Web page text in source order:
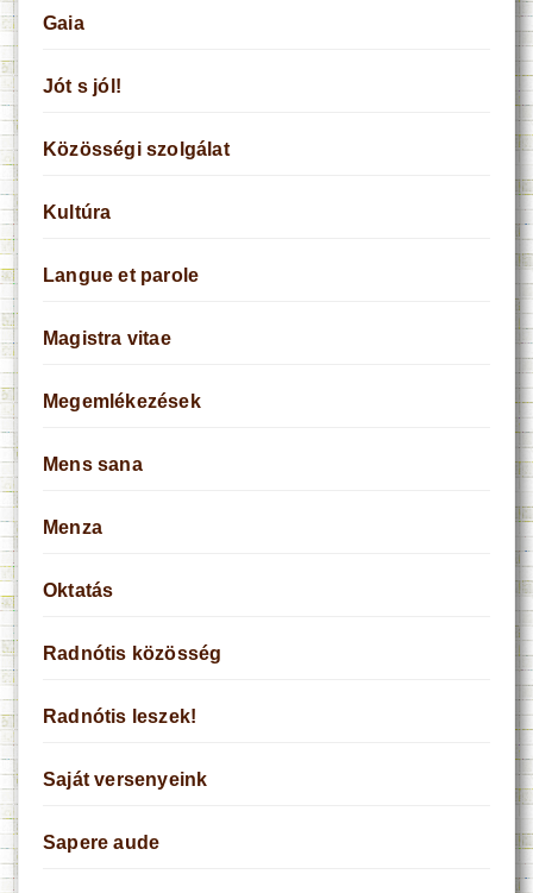
Gaia
Jót s jól!
Közösségi szolgálat
Kultúra
Langue et parole
Magistra vitae
Megemlékezések
Mens sana
Menza
Oktatás
Radnótis közösség
Radnótis leszek!
Saját versenyeink
Sapere aude